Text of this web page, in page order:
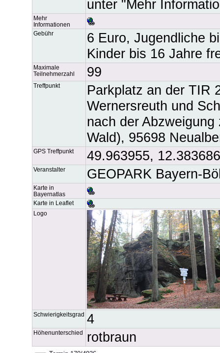
unter "Mehr
Mehr
Informationen
Gebühr
6 Euro, Jugendliche
Kinder bis 16 Jahre
Maximale
Teilnehmerzahl
99
Treffpunkt
Parkplatz an der TIR
Wernersreuth und
nach der
Wald), 95698
GPS Treffpunkt 49.963955, 12.383686
Veranstalter GEOPARK Bayern-
Karte in
Bayernatlas
Karte in Leaflet
Logo
Schwierigkeitsgrad 4
Höhenunterschied rotbraun